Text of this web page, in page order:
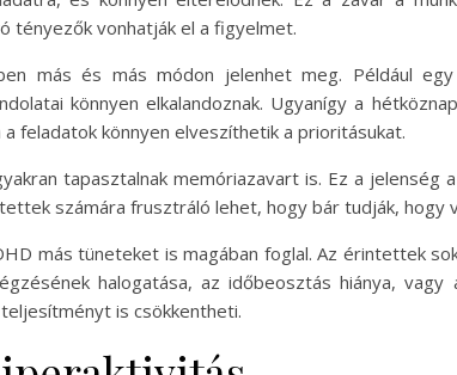
tényezők vonhatják el a figyelmet.
más és más módon jelenhet meg. Például
könnyen elkalandoznak. Ugyanígy a
feladatok könnyen elveszíthetik a prioritásukat.
tapasztalnak memóriazavart is. Ez a
számára frusztráló lehet, hogy bár tudják, hogy
más tüneteket is magában foglal. Az érintettek
halogatása, az időbeosztás hiánya,
is csökkentheti.